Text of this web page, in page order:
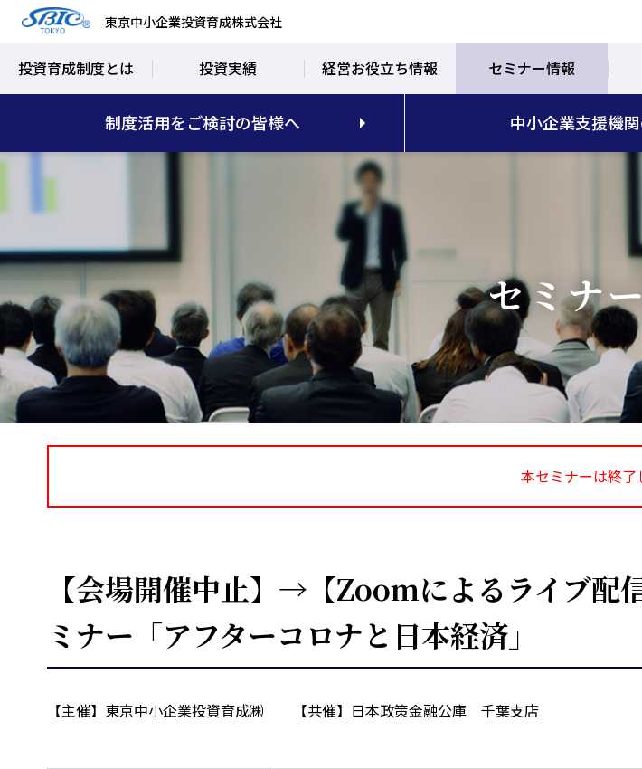
東京中小企業投資育成株式会社
投資育成制度とは 投資実績 経営お役立ち情報 セミナー情報
制度活用をご検討の皆様へ 中小企業支援機
セミナ
本セミナーは終了
【会場開催中止】→【Zoomによるライブ配
ミナー「アフターコロナと日本経済」
【主催】東京中小企業投資育成㈱ 【共催】日本政策金融公庫 千葉支店